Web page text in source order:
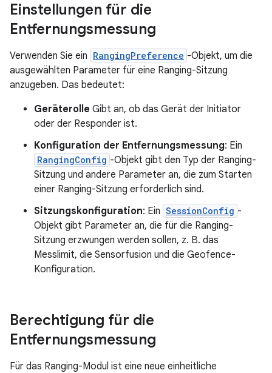
Einstellungen für die
Entfernungsmessung
Verwenden Sie ein RangingPreference -Objekt, um die
ausgewählten Parameter für eine Ranging-Sitzung
anzugeben. Das bedeutet:
Geräterolle Gibt an, ob das Gerät der Initiator
oder der Responder ist.
Konfiguration der Entfernungsmessung: Ein
RangingConfig -Objekt gibt den Typ der Ranging-
Sitzung und andere Parameter an, die zum Starten
einer Ranging-Sitzung erforderlich sind.
Sitzungskonfiguration: Ein SessionConfig -
Objekt gibt Parameter an, die für die Ranging-
Sitzung erzwungen werden sollen, z. B. das
Messlimit, die Sensorfusion und die Geofence-
Konfiguration.
Berechtigung für die
Entfernungsmessung
Für das Ranging-Modul ist eine neue einheitliche